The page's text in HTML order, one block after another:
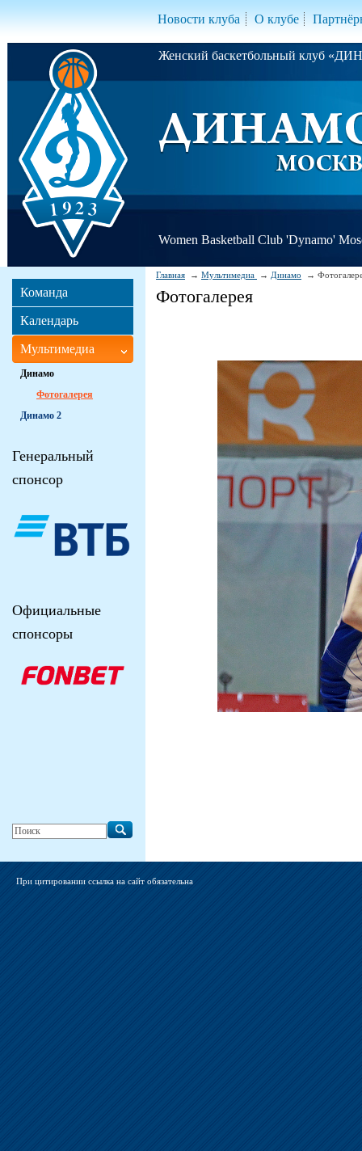
Новости клуба О клубе
Женский баскетбольный клуб
Women Basketball Club 'Dynamo'
Главная Мультимедиа Динамо
Фотогалерея
Команда
Календарь
Мультимедиа
Динамо
Фотогалерея
Динамо 2
Генеральный
спонсор
Официальные
спонсоры
При цитировании ссылка на сайт обязательна